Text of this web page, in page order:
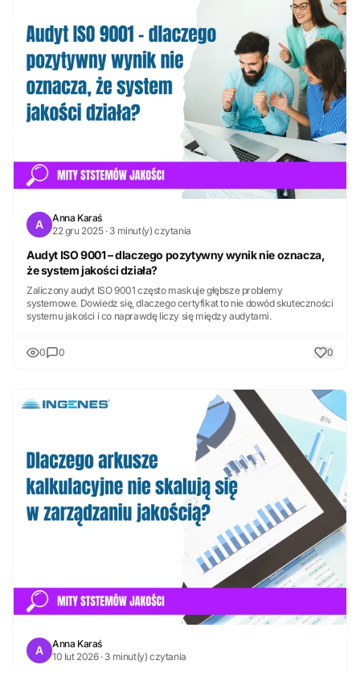
A
Anna Karaś
22 gru 2025 · 3 minut(y) czytania
Audyt ISO 9001 – dlaczego pozytywny wynik nie oznacza,
że system jakości działa?
Zaliczony audyt ISO 9001 często maskuje głębsze problemy
systemowe. Dowiedz się, dlaczego certyfikat to nie dowód skuteczności
systemu jakości i co naprawdę liczy się między audytami.
0 0 0
A
Anna Karaś
10 lut 2026 · 3 minut(y) czytania